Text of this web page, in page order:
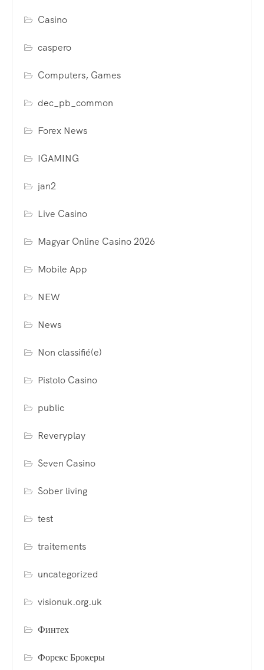
Casino
caspero
Computers, Games
dec_pb_common
Forex News
IGAMING
jan2
Live Casino
Magyar Online Casino 2026
Mobile App
NEW
News
Non classifié(e)
Pistolo Casino
public
Reveryplay
Seven Casino
Sober living
test
traitements
uncategorized
visionuk.org.uk
Финтех
Форекс Брокеры